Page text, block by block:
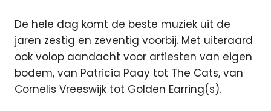
De hele dag komt de beste muziek uit de
jaren zestig en zeventig voorbij. Met uiteraard
ook volop aandacht voor artiesten van eigen
bodem, van Patricia Paay tot The Cats, van
Cornelis Vreeswijk tot Golden Earring(s).